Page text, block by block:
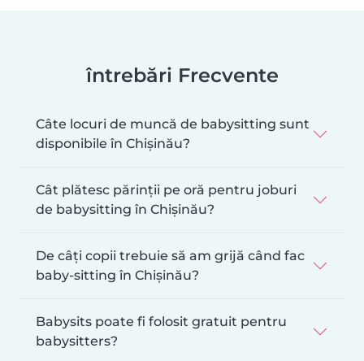
întrebări Frecvente
Câte locuri de muncă de babysitting sunt
disponibile în Chișinău?
Cât plătesc părinții pe oră pentru joburi
de babysitting în Chișinău?
De câți copii trebuie să am grijă când fac
baby-sitting în Chișinău?
Babysits poate fi folosit gratuit pentru
babysitters?